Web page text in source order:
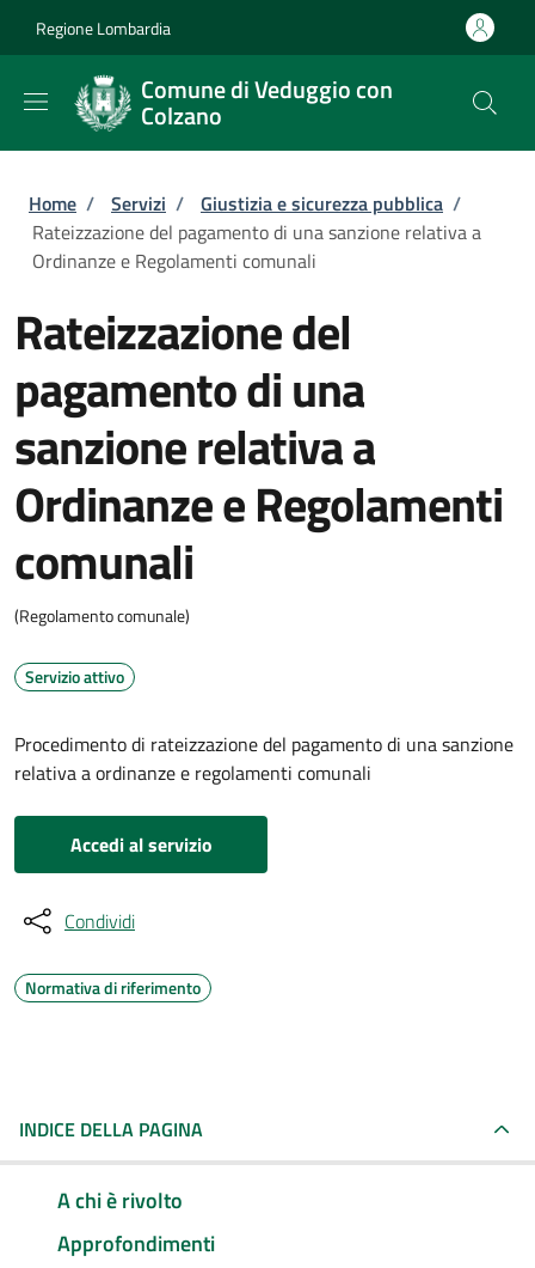
Regione Lombardia
Comune di Veduggio con
Colzano
Briciole di pane
Home / Servizi / Giustizia e sicurezza pubblica /
Rateizzazione del pagamento di una sanzione relativa a
Ordinanze e Regolamenti comunali
Rateizzazione del
pagamento di una
sanzione relativa a
Ordinanze e Regolamenti
comunali
(Regolamento comunale)
Servizio attivo
Procedimento di rateizzazione del pagamento di una sanzione
relativa a ordinanze e regolamenti comunali
Accedi al servizio
Condividi
Normativa di riferimento
INDICE DELLA PAGINA
A chi è rivolto
Approfondimenti